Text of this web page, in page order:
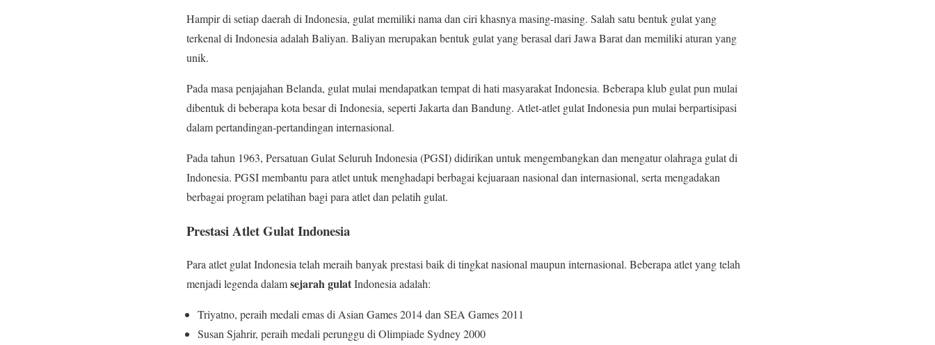
Hampir di setiap daerah di Indonesia, gulat memiliki nama dan ciri khasnya masing-masing. Salah satu bentuk gulat yang
terkenal di Indonesia adalah Baliyan. Baliyan merupakan bentuk gulat yang berasal dari Jawa Barat dan memiliki aturan yang
unik.
Pada masa penjajahan Belanda, gulat mulai mendapatkan tempat di hati masyarakat Indonesia. Beberapa klub gulat pun mulai
dibentuk di beberapa kota besar di Indonesia, seperti Jakarta dan Bandung. Atlet-atlet gulat Indonesia pun mulai berpartisipasi
dalam pertandingan-pertandingan internasional.
Pada tahun 1963, Persatuan Gulat Seluruh Indonesia (PGSI) didirikan untuk mengembangkan dan mengatur olahraga gulat di
Indonesia. PGSI membantu para atlet untuk menghadapi berbagai kejuaraan nasional dan internasional, serta mengadakan
berbagai program pelatihan bagi para atlet dan pelatih gulat.
Prestasi Atlet Gulat Indonesia
Para atlet gulat Indonesia telah meraih banyak prestasi baik di tingkat nasional maupun internasional. Beberapa atlet yang telah
menjadi legenda dalamsejarah gulatIndonesia adalah:
Triyatno, peraih medali emas di Asian Games 2014 dan SEA Games 2011
Susan Sjahrir, peraih medali perunggu di Olimpiade Sydney 2000